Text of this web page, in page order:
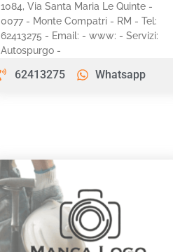
1084, Via Santa Maria Le Quinte -
0077 - Monte Compatri - RM - Tel:
62413275 - Email: - www: - Servizi:
Autospurgo -
62413275 Whatsapp